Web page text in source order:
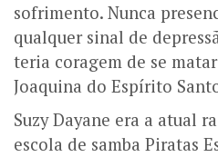
sofrimento. Nunca
qualquer sinal de
teria coragem de se
Joaquina do Espírito
Suzy Dayane era a atual
escola de samba Piratas